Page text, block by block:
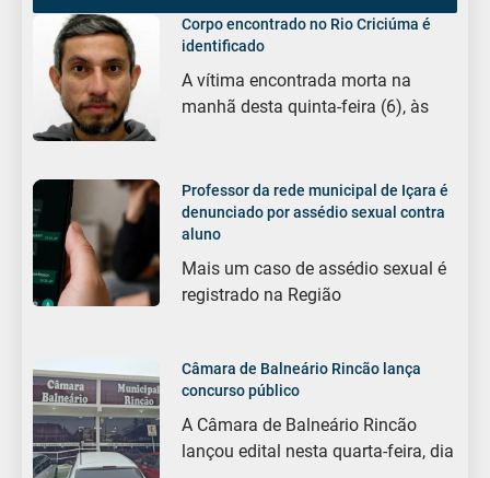
Corpo encontrado no Rio Criciúma é
identificado
A vítima encontrada morta na
manhã desta quinta-feira (6), às
Professor da rede municipal de Içara é
denunciado por assédio sexual contra
aluno
Mais um caso de assédio sexual é
registrado na Região
Câmara de Balneário Rincão lança
concurso público
A Câmara de Balneário Rincão
lançou edital nesta quarta-feira, dia